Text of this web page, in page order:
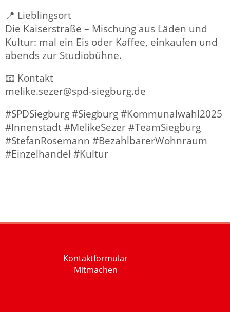
📍 Lieblingsort
Die Kaiserstraße – Mischung aus Läden und
Kultur: mal ein Eis oder Kaffee, einkaufen und
abends zur Studiobühne.
📧 Kontakt
melike.sezer@spd-siegburg.de
#SPDSiegburg #Siegburg #Kommunalwahl2025
#Innenstadt #MelikeSezer #TeamSiegburg
#StefanRosemann #BezahlbarerWohnraum
#Einzelhandel #Kultur
Kontaktformular
Mitmachen